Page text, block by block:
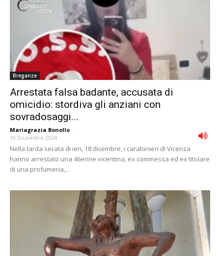
Breganze
Arrestata falsa badante, accusata di
omicidio: stordiva gli anziani con
sovradosaggi...
Mariagrazia Bonollo -
19 Dicembre 2024
Nella tarda serata di ieri, 18 dicembre, i carabinieri di Vicenza
hanno arrestato una 46enne vicentina, ex commessa ed ex titolare
di una profumeria,...